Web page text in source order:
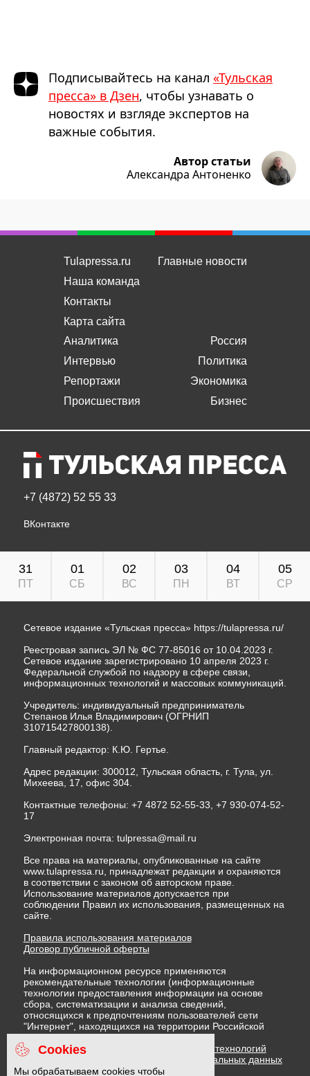
Подписывайтесь на канал «Тульская
пресса» в Дзен, чтобы узнавать о
новостях и взгляде экспертов на
важные события.
Автор статьи
Александра Антоненко
Tulapressa.ru
Наша команда
Контакты
Карта сайта
Главные новости
Аналитика
Интервью
Репортажи
Происшествия
Россия
Политика
Экономика
Бизнес
+7 (4872) 52 55 33
ВКонтакте
31
ПТ
01
СБ
02
ВС
03
ПН
04
ВТ
05
СР
Сетевое издание «Тульская пресса» https://tulapressa.ru/
Реестровая запись ЭЛ № ФС 77-85016 от 10.04.2023 г.
Сетевое издание зарегистрировано 10 апреля 2023 г.
Федеральной службой по надзору в сфере связи,
информационных технологий и массовых коммуникаций.
Учредитель: индивидуальный предприниматель
Степанов Илья Владимирович (ОГРНИП
310715427800138).
Главный редактор: К.Ю. Гертье.
Адрес редакции: 300012, Тульская область, г. Тула, ул.
Михеева, 17, офис 304.
Контактные телефоны: +7 4872 52-55-33, +7 930-074-52-
17
Электронная почта: tulpressa@mail.ru
Все права на материалы, опубликованные на сайте
www.tulapressa.ru, принадлежат редакции и охраняются
в соответствии с законом об авторском праве.
Использование материалов допускается при
соблюдении Правил их использования, размещенных на
сайте.
Правила использования материалов
Договор публичной оферты
На информационном ресурсе применяются
рекомендательные технологии (информационные
технологии предоставления информации на основе
сбора, систематизации и анализа сведений,
относящихся к предпочтениям пользователей сети
"Интернет", находящихся на территории Российской
Федерации)
Правила применения рекомендательных технологий
Политика в отношении обработки персональных данных
Политика обработки файлов cookie
Cookies
Мы обрабатываем cookies чтобы